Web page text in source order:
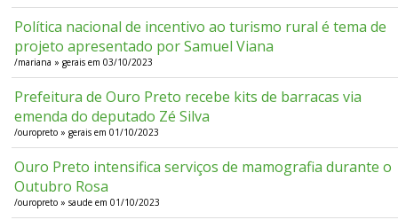
Política nacional de incentivo ao turismo rural é tema de
projeto apresentado por Samuel Viana
/mariana » gerais em 03/10/2023
Prefeitura de Ouro Preto recebe kits de barracas via
emenda do deputado Zé Silva
/ouropreto » gerais em 01/10/2023
Ouro Preto intensifica serviços de mamografia durante o
Outubro Rosa
/ouropreto » saude em 01/10/2023